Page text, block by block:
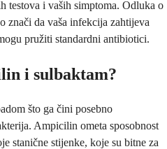
testova i vaših simptoma. Odluka o
znači da vaša infekcija zahtijeva
pružiti standardni antibiotici.
i sulbaktam?
što ga čini posebno
Ampicilin ometa sposobnost
stanične stijenke, koje su bitne za